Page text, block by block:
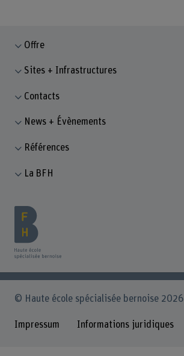
Offre
Sites + Infrastructures
Contacts
News + Évènements
Références
La BFH
© Haute école spécialisée bernoise 2026
Impressum Informations juridiques